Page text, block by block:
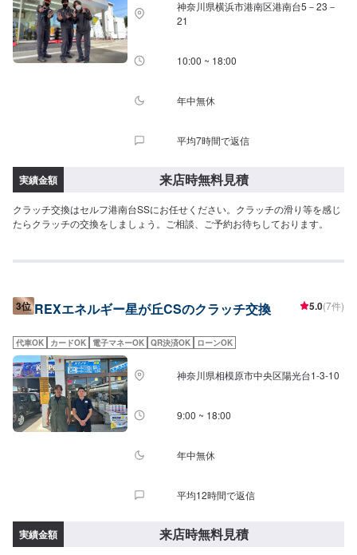
神奈川県横浜市港南区港南台5－23－
21
10:00 ~ 18:00
年中無休
平均7時間で返信
実績金額 来店時無料見積
クラッチ交換はセルフ港南台SSにお任せください。クラッチの滑り等を感じ
たらクラッチの交換をしましょう。ご相談、ご予約お待ちしております。
3位 REXエネルギー星が丘CSのクラッチ交換 5.0(7件)
代車OK カードOK 電子マネーOK QR決済OK ローンOK
神奈川県相模原市中央区陽光台1-3-10
9:00 ~ 18:00
年中無休
平均12時間で返信
実績金額 来店時無料見積